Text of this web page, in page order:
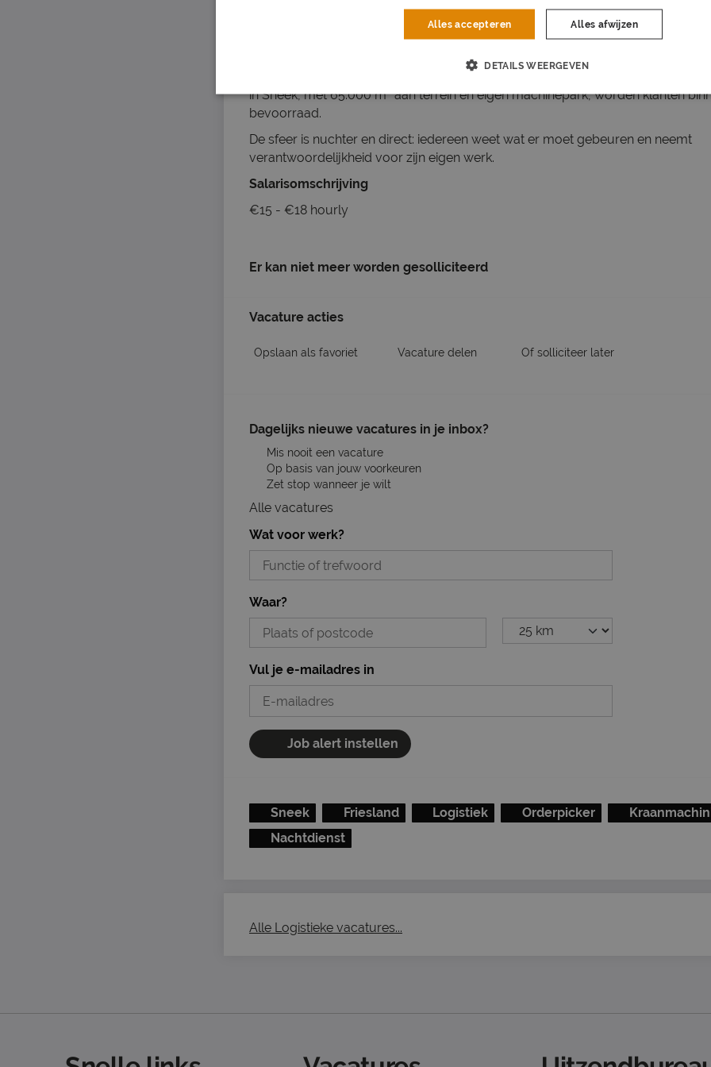
Je komt terecht bij een familiebedrijf dat in 1918 begon als ijzerhandel en
generaties Douma aan het roer, is uitgegroeid tot een van de modernste
van Europa. Bij het 100-jarig bestaan kreeg het bedrijf het predicaat Koninklijk.
in Sneek, met 65.000 m² aan terrein en eigen machinepark, worden klanten
bevoorraad.
De sfeer is nuchter en direct: iedereen weet wat er moet gebeuren en neemt
verantwoordelijkheid voor zijn eigen werk.
Salarisomschrijving
€15 - €18 hourly
Er kan niet meer worden gesolliciteerd
Vacature acties
Opslaan als favoriet Vacature delen Of solliciteer later
Dagelijks nieuwe vacatures in je inbox?
Mis nooit een vacature
Op basis van jouw voorkeuren
Zet stop wanneer je wilt
Alle vacatures
Wat voor werk?
Waar?
Vul je e-mailadres in
Job alert instellen
Sneek Friesland Logistiek Orderpicker
Nachtdienst
Alle Logistieke vacatures...
Alles accepteren Alles afwijzen
DETAILS WEERGEVEN